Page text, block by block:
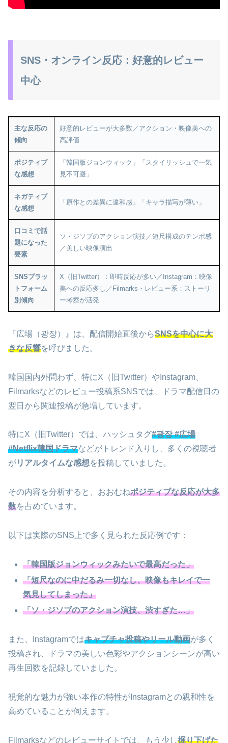
SNS・オンライン反応：好意的レビュー
中心
主な反応の
傾向
好意的レビューが大多数／アクション・映像美への
高評価
ポジティブ
な感想
「韓国版ジョンウィック」「スタイリッシュで一気
見不可避」
ネガティブ
な感想
「原作との差異に違和感」「キャラ描写が薄い」
口コミで話
題になった
要素
ソ・ジソブのアクション演技／短尺構成のテンポ感
／美しい映像演出
SNSプラッ
トフォーム
別傾向
X（旧Twitter）：即時反応が多い／Instagram：映像
美への反応多し／Filmarks・レビュー系：ストーリ
ー考察が活発
『広場（광장）』は、配信開始直後からSNSを中心に大
きな反響を呼びました。
韓国国内外問わず、特にX（旧Twitter）やInstagram、
Filmarksなどのレビュー投稿系SNSでは、ドラマ配信日の
翌日から関連投稿が急増しています。
特にX（旧Twitter）では、ハッシュタグ#광장 #広場
#Netflix韓国ドラマなどがトレンド入りし、多くの視聴者
がリアルタイムな感想を投稿していました。
その内容を分析すると、おおむねポジティブな反応が大多
数を占めています。
以下は実際のSNS上で多く見られた反応例です：
「韓国版ジョンウィックみたいで最高だった」
「短尺なのに中だるみ一切なし、映像もキレイで一
気見してしまった」
「ソ・ジソブのアクション演技、渋すぎた…」
また、Instagramではキャプチャ投稿やリール動画が多く
投稿され、ドラマの美しい色彩やアクションシーンが高い
再生回数を記録していました。
視覚的な魅力が強い本作の特性がInstagramとの親和性を
高めていることが伺えます。
Filmarksなどのレビューサイトでは、もう少し掘り下げた